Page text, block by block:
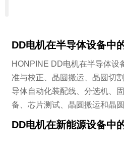
DD电机在半导体设备中
HONPINE DD电机在半导体设
准与校正、晶圆搬运、晶圆切
导体自动化装配线、分选机、
备、芯片测试、晶圆搬运和晶圆
DD电机在新能源设备中